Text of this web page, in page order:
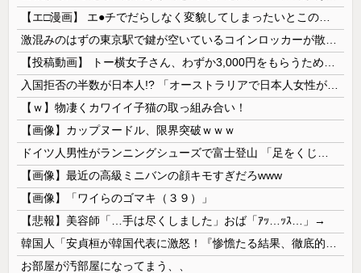
【ｗ】物凄くカワイイ子猫の取っ組み合い！
【画像】カップヌードル、限界突破ｗｗｗ
【画像】最近の高級ミニバンの顔キモすぎだろwww
【画像】「ワイらのゴマキ（３９）」
【悲報】美容師「…手は尽くしました」おば「ｱｯ…ｯｽ…」→
お部屋が汚部屋になってまう、、